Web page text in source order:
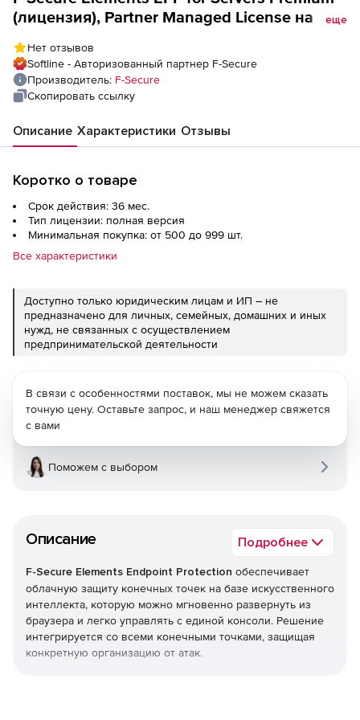
(лицензия), Partner Managed License на 3еще
Нет отзывов
Softline - Авторизованный партнер F-Secure
Производитель: F-Secure
Скопировать ссылку
Описание Характеристики Отзывы
Коротко о товаре
Срок действия: 36 мес.
Тип лицензии: полная версия
Минимальная покупка: от 500 до 999 шт.
Все характеристики
Доступно только юридическим лицам и ИП – не
предназначено для личных, семейных, домашних и иных
нужд, не связанных с осуществлением
предпринимательской деятельности
Описание Подробнее
F-Secure Elements Endpoint Protection обеспечивает
облачную защиту конечных точек на базе искусственного
интеллекта, которую можно мгновенно развернуть из
браузера и легко управлять с единой консоли. Решение
интегрируется со всеми конечными точками, защищая
конкретную организацию от атак.
В связи с особенностями поставок, мы не можем сказать
точную цену. Оставьте запрос, и наш менеджер свяжется
с вами
Поможем с выбором